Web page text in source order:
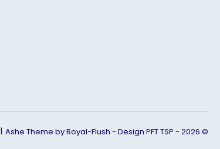
Ashe Theme by Royal-Flush - Design PFT TSP - 2026 ©